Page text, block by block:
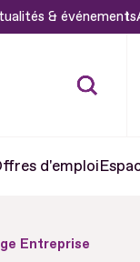
& événements
d'emploi
Entreprise